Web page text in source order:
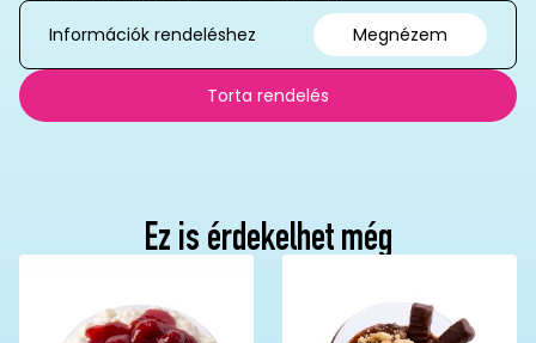
Információk rendeléshez
Megnézem
Torta rendelés
Ez is érdekelhet még